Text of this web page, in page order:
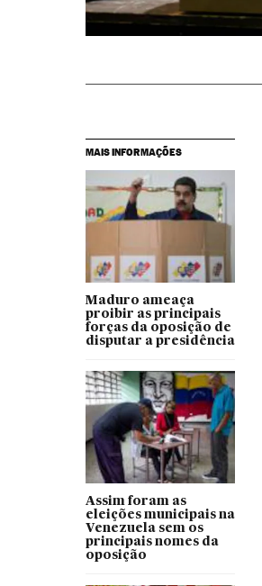
MAIS INFORMAÇÕES
Maduro ameaça
proibir as principais
forças da oposição de
disputar a presidência
Assim foram as
eleições municipais na
Venezuela sem os
principais nomes da
oposição